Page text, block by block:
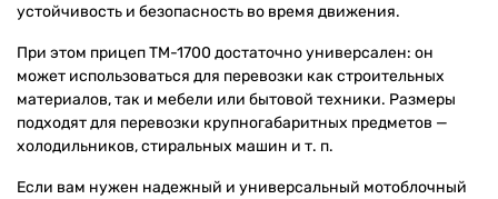
устойчивость и безопасность во время движения.
При этом прицеп ТМ-1700 достаточно универсален: он
может использоваться для перевозки как строительных
материалов, так и мебели или бытовой техники. Размеры
подходят для перевозки крупногабаритных предметов —
холодильников, стиральных машин и т. п.
Если вам нужен надежный и универсальный мотоблочный